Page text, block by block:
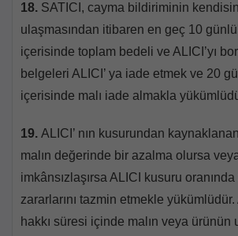
18. SATICI, cayma bildiriminin
ulaşmasından itibaren en geç 10
içerisinde toplam bedeli ve ALICI’yı
belgeleri ALICI’ ya iade etmek ve 20
içerisinde malı iade almakla
19. ALICI’ nın kusurundan
malın değerinde bir azalma olursa
imkânsızlaşırsa ALICI kusuru oranında
zararlarını tazmin etmekle
hakkı süresi içinde malın veya ürünün